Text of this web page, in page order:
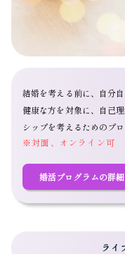
結婚を考える前に、自分
健康な方を対象に、自己
シップを考えるためのプロ
※対面、オンライン可
婚活プログラムの詳
ライ